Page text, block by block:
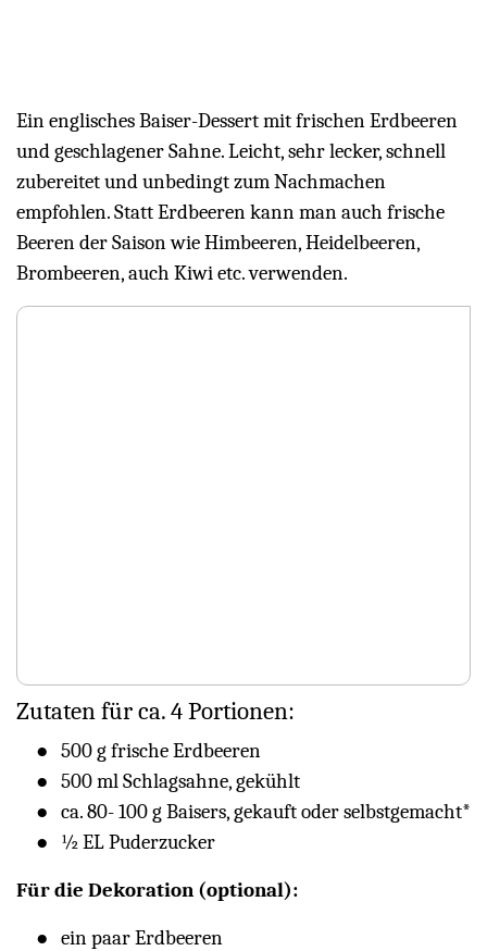
Ein englisches Baiser-Dessert mit frischen Erdbeeren
und geschlagener Sahne. Leicht, sehr lecker, schnell
zubereitet und unbedingt zum Nachmachen
empfohlen. Statt Erdbeeren kann man auch frische
Beeren der Saison wie Himbeeren, Heidelbeeren,
Brombeeren, auch Kiwi etc. verwenden.
Zutaten für ca. 4 Portionen:
500 g frische Erdbeeren
500 ml Schlagsahne, gekühlt
ca. 80- 100 g Baisers, gekauft oder selbstgemacht*
½ EL Puderzucker
Für die Dekoration (optional):
ein paar Erdbeeren